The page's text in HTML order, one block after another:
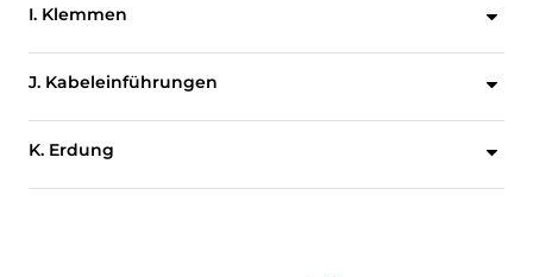
I. Klemmen
J. Kabeleinführungen
K. Erdung